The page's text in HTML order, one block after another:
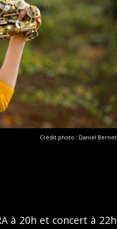
Crédit photo : Daniel Bernet
à 20h et concert à 22h